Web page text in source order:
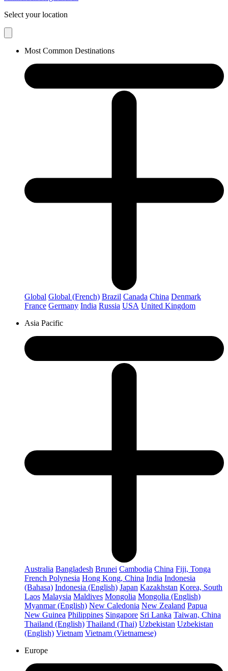
Select your location
Most Common Destinations
Global Global (French) Brazil Canada China Denmark
France Germany India Russia USA United Kingdom
Asia Pacific
Australia Bangladesh Brunei Cambodia China Fiji, Tonga
French Polynesia Hong Kong, China India Indonesia
(Bahasa) Indonesia (English) Japan Kazakhstan Korea, South
Laos Malaysia Maldives Mongolia Mongolia (English)
Myanmar (English) New Caledonia New Zealand Papua
New Guinea Philippines Singapore Sri Lanka Taiwan, China
Thailand (English) Thailand (Thai) Uzbekistan Uzbekistan
(English) Vietnam Vietnam (Vietnamese)
Europe